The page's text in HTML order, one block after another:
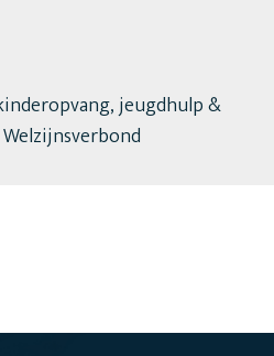
jeugdhulp &